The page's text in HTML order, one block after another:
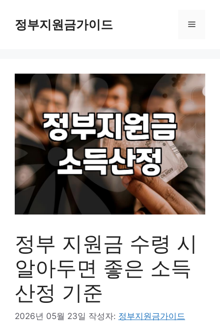
정부지원금가이드 메
정부 지원금 수령 시
알아두면 좋은 소득
산정 기준
2026년 05월 23일 작성자: 정부지원금가이드